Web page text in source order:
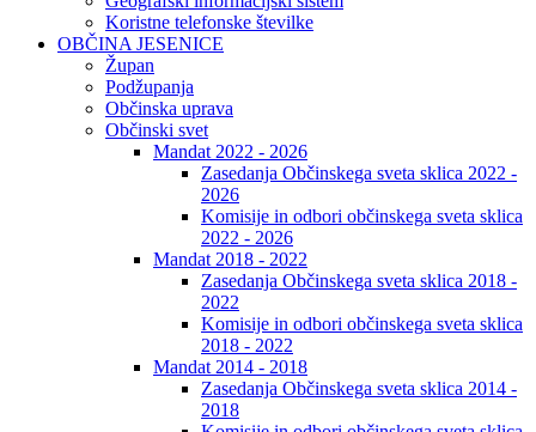
Koristne telefonske številke
OBČINA JESENICE
Župan
Podžupanja
Občinska uprava
Občinski svet
Mandat 2022 - 2026
Zasedanja Občinskega sveta sklica 2022 -
2026
Komisije in odbori občinskega sveta sklica
2022 - 2026
Mandat 2018 - 2022
Zasedanja Občinskega sveta sklica 2018 -
2022
Komisije in odbori občinskega sveta sklica
2018 - 2022
Mandat 2014 - 2018
Zasedanja Občinskega sveta sklica 2014 -
2018